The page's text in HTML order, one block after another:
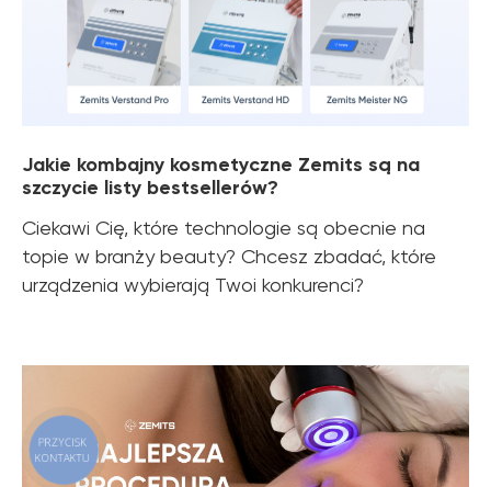
Jakie kombajny kosmetyczne Zemits są na
szczycie listy bestsellerów?
Ciekawi Cię, które technologie są obecnie na
topie w branży beauty? Chcesz zbadać, które
urządzenia wybierają Twoi konkurenci?
PRZYCISK
KONTAKTU